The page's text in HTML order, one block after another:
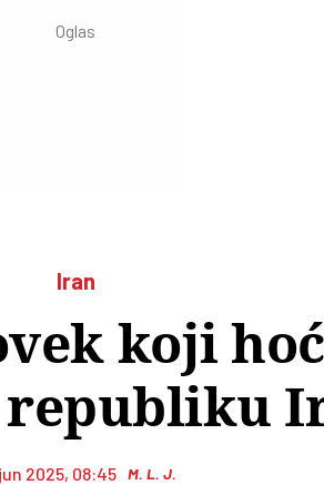
Iran
koji
republiku
2025, 08:45 M. L. J.